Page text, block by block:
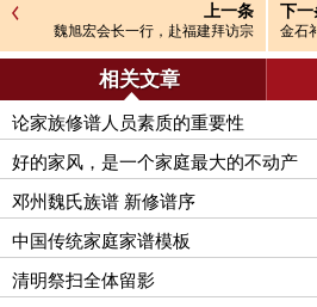
上一条
魏旭宏会长一行，赴福建拜访宗
亲，与同仁共商弘扬魏徵文化大计
下一
金石
相关文章
论家族修谱人员素质的重要性
好的家风，是一个家庭最大的不动产
邓州魏氏族谱 新修谱序
中国传统家庭家谱模板
清明祭扫全体留影